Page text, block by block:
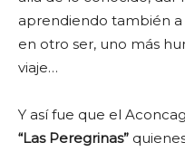
aprendiendo también a
en otro ser, uno más
viaje…
Y así fue que el
“Las Peregrinas”